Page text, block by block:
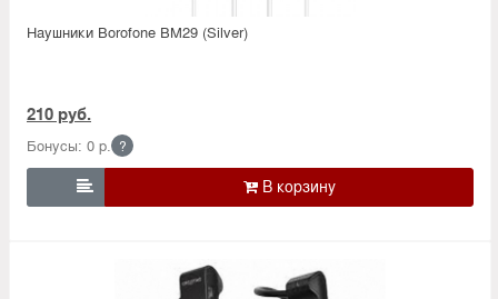
Наушники Borofone BM29 (Silver)
210 руб.
Бонусы: 0 р. ?
